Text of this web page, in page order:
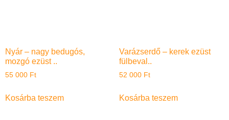
Nyár – nagy bedugós,
mozgó ezüst ..
55 000 Ft
Kosárba teszem
Varázserdő – kerek ezüst
fülbeval..
52 000 Ft
Kosárba teszem